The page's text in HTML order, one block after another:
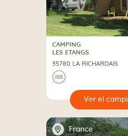
CAMPING
CAMPING
LES ETANGS
35780 LA RICHARDAIS
🌊
📍 France